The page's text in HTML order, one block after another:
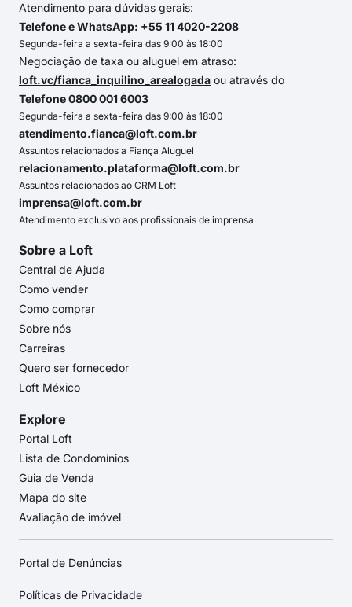
Atendimento para dúvidas gerais:
Telefone e WhatsApp: +55 11 4020-2208
Segunda-feira a sexta-feira das 9:00 às 18:00
Negociação de taxa ou aluguel em atraso:
loft.vc/fianca_inquilino_arealogada ou através do
Telefone 0800 001 6003
Segunda-feira a sexta-feira das 9:00 às 18:00
atendimento.fianca@loft.com.br
Assuntos relacionados a Fiança Aluguel
relacionamento.plataforma@loft.com.br
Assuntos relacionados ao CRM Loft
imprensa@loft.com.br
Atendimento exclusivo aos profissionais de imprensa
Sobre a Loft
Central de Ajuda
Como vender
Como comprar
Sobre nós
Carreiras
Quero ser fornecedor
Loft México
Explore
Portal Loft
Lista de Condomínios
Guia de Venda
Mapa do site
Avaliação de imóvel
Portal de Denúncias
Políticas de Privacidade